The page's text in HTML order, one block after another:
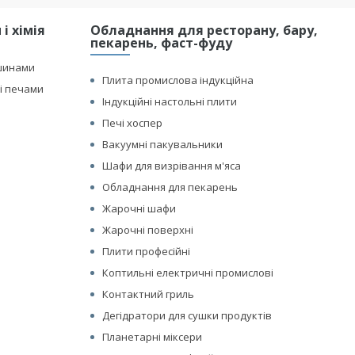
хімія
печами
Обладнання для ресторану, бару,
пекарень, фаст-фуду
Плита промислова індукційна
Індукційні настольні плити
Печі хоспер
Вакуумні пакувальники
Шафи для визрівання м'яса
Обладнання для пекарень
Жарочні шафи
Жарочні поверхні
Плити професійні
Коптильні електричні промислові
Контактний гриль
Дегідратори для сушки продуктів
Планетарні міксери